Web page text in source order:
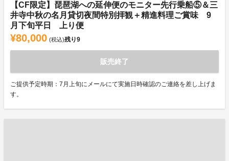
【CF限定】琵琶湖への延伸便のモニター先行乗船⑤＆三
井寺中秋の名月貸切夜間特別拝観＋精進料理ご賞味 9
月下旬平日 上り便
¥80,000 (税込)残り9
販売終了
ご提供予定時期：7月上旬にメールにて実施日時確認のご連絡を差し上げま
す。